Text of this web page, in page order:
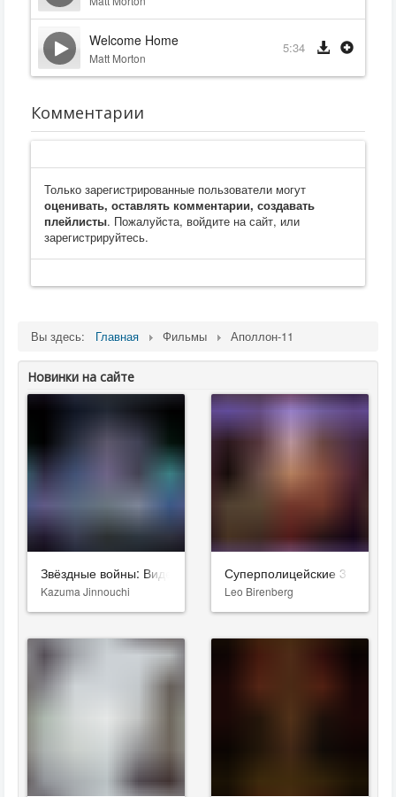
Welcome Home
Matt Morton
5:34
Комментарии
Только зарегистрированные пользователи могут
оценивать, оставлять комментарии, создавать
плейлисты. Пожалуйста, войдите на сайт, или
зарегистрируйтесь.
Вы здесь: Главная Фильмы Аполлон-11
Новинки на сайте
Звёздные войны: Видения. Девятый джедай
Kazuma Jinnouchi
Суперполицейские 3
Leo Birenberg